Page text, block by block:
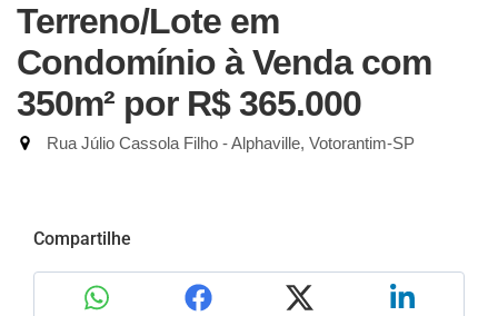
Terreno/Lote em
Condomínio à Venda com
350m² por R$ 365.000
Rua Júlio Cassola Filho - Alphaville, Votorantim-SP
Compartilhe